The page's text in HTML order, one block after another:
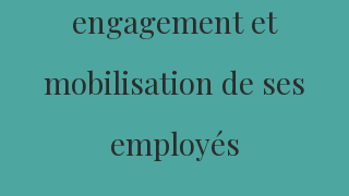
engagement et
mobilisation de ses
employés